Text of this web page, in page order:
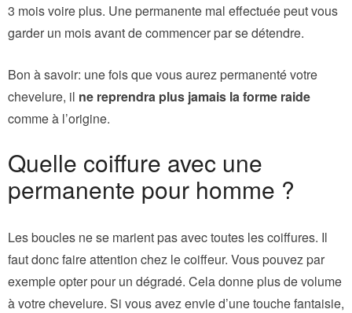
3 mois voire plus. Une permanente mal effectuée peut vous
garder un mois avant de commencer par se détendre.
Bon à savoir: une fois que vous aurez permanenté votre
chevelure, il ne reprendra plus jamais la forme raide
comme à l’origine.
Quelle coiffure avec une
permanente pour homme ?
Les boucles ne se marient pas avec toutes les coiffures. Il
faut donc faire attention chez le coiffeur. Vous pouvez par
exemple opter pour un dégradé. Cela donne plus de volume
à votre chevelure. Si vous avez envie d’une touche fantaisie,